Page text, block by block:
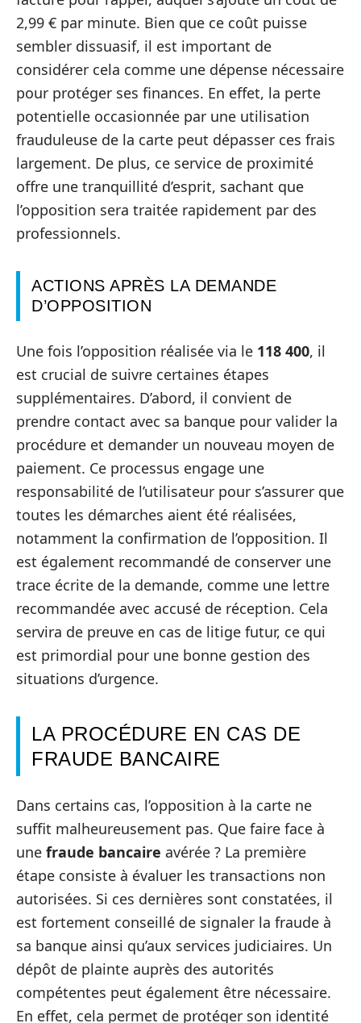
2,99 € par minute. Bien que ce coût puisse
sembler dissuasif, il est important de
considérer cela comme une dépense nécessaire
pour protéger ses finances. En effet, la perte
potentielle occasionnée par une utilisation
frauduleuse de la carte peut dépasser ces frais
largement. De plus, ce service de proximité
offre une tranquillité d’esprit, sachant que
l’opposition sera traitée rapidement par des
professionnels.
ACTIONS APRÈS LA DEMANDE
D’OPPOSITION
Une fois l’opposition réalisée via le 118 400, il
est crucial de suivre certaines étapes
supplémentaires. D’abord, il convient de
prendre contact avec sa banque pour valider la
procédure et demander un nouveau moyen de
paiement. Ce processus engage une
responsabilité de l’utilisateur pour s’assurer que
toutes les démarches aient été réalisées,
notamment la confirmation de l’opposition. Il
est également recommandé de conserver une
trace écrite de la demande, comme une lettre
recommandée avec accusé de réception. Cela
servira de preuve en cas de litige futur, ce qui
est primordial pour une bonne gestion des
situations d’urgence.
LA PROCÉDURE EN CAS DE
FRAUDE BANCAIRE
Dans certains cas, l’opposition à la carte ne
suffit malheureusement pas. Que faire face à
une fraude bancaire avérée ? La première
étape consiste à évaluer les transactions non
autorisées. Si ces dernières sont constatées, il
est fortement conseillé de signaler la fraude à
sa banque ainsi qu’aux services judiciaires. Un
dépôt de plainte auprès des autorités
compétentes peut également être nécessaire.
En effet, cela permet de protéger son identité